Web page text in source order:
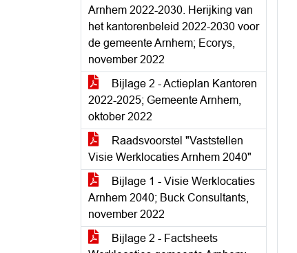
Arnhem 2022-2030. Herijking van
het kantorenbeleid 2022-2030 voor
de gemeente Arnhem; Ecorys,
november 2022
Bijlage 2 - Actieplan Kantoren
2022-2025; Gemeente Arnhem,
oktober 2022
Raadsvoorstel "Vaststellen
Visie Werklocaties Arnhem 2040"
Bijlage 1 - Visie Werklocaties
Arnhem 2040; Buck Consultants,
november 2022
Bijlage 2 - Factsheets